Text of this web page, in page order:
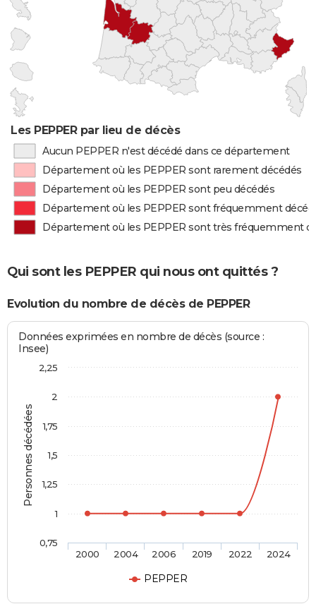
Les PEPPER par lieu de décès
Aucun PEPPER n'est décédé dans ce département
Département où les PEPPER sont rarement décédés
Département où les PEPPER sont peu décédés
Département où les PEPPER sont fréquemment
Département où les PEPPER sont très fréquemment
Qui sont les PEPPER qui nous ont quittés ?
Evolution du nombre de décès de PEPPER
Personnes décédées
Données exprimées en nombre de décès (source :
Insee)
PEPPER
2000 2004 2006 2019 2022 2024
0,75
1
1,25
1,5
1,75
2
2,25